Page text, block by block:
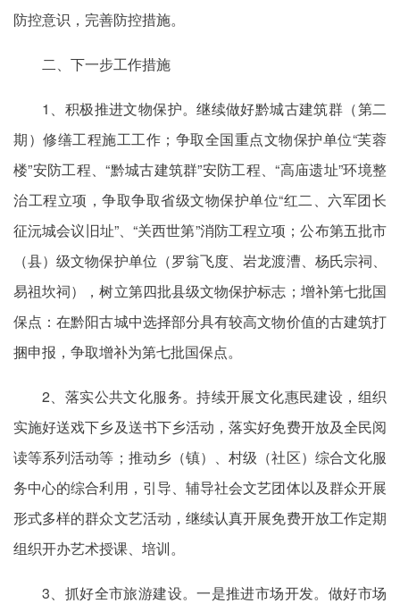
防控意识，完善防控措施。
二、下一步工作措施
1、积极推进文物保护。继续做好黔城古建筑群（第二
期）修缮工程施工工作；争取全国重点文物保护单位“芙蓉
楼”安防工程、“黔城古建筑群”安防工程、“高庙遗址”环境整
治工程立项，争取争取省级文物保护单位“红二、六军团长
征沅城会议旧址”、“关西世第”消防工程立项；公布第五批市
（县）级文物保护单位（罗翁飞度、岩龙渡漕、杨氏宗祠、
易祖坎祠），树立第四批县级文物保护标志；增补第七批国
保点：在黔阳古城中选择部分具有较高文物价值的古建筑打
捆申报，争取增补为第七批国保点。
2、落实公共文化服务。持续开展文化惠民建设，组织
实施好送戏下乡及送书下乡活动，落实好免费开放及全民阅
读等系列活动等；推动乡（镇）、村级（社区）综合文化服
务中心的综合利用，引导、辅导社会文艺团体以及群众开展
形式多样的群众文艺活动，继续认真开展免费开放工作定期
组织开办艺术授课、培训。
3、抓好全市旅游建设。一是推进市场开发。做好市场